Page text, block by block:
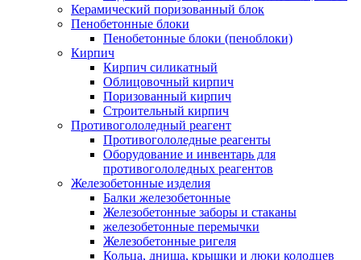
Керамический поризованный блок
Пенобетонные блоки
Пенобетонные блоки (пеноблоки)
Кирпич
Кирпич силикатный
Облицовочный кирпич
Поризованный кирпич
Строительный кирпич
Противогололедный реагент
Противогололедные реагенты
Оборудование и инвентарь для
противогололедных реагентов
Железобетонные изделия
Балки железобетонные
Железобетонные заборы и стаканы
железобетонные перемычки
Железобетонные ригеля
Кольца, днища, крышки и люки колодцев